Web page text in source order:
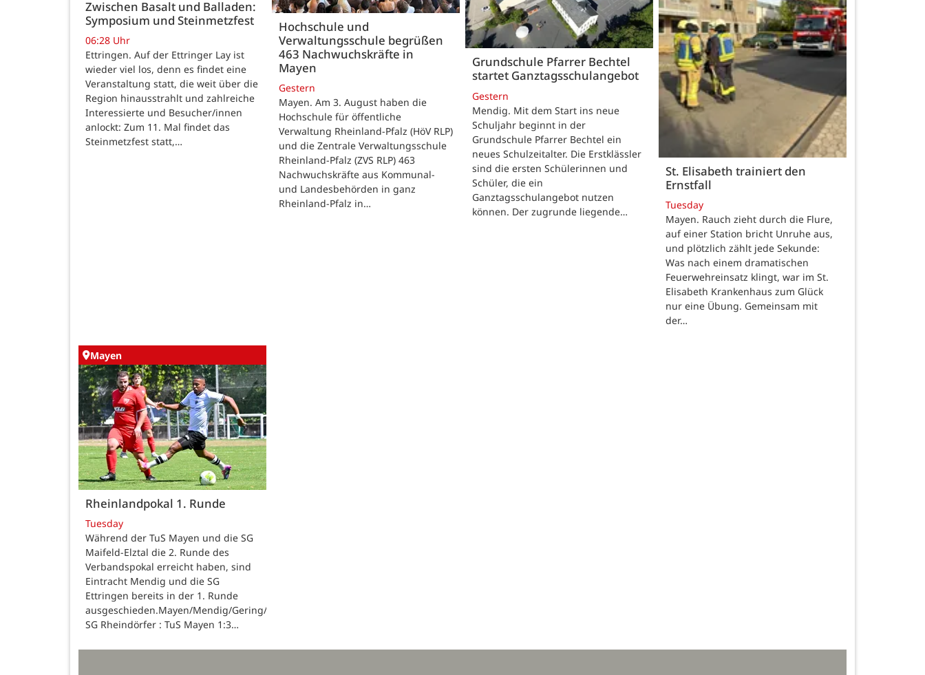
Zwischen Basalt und Balladen:
Symposium und Steinmetzfest
06:28 Uhr
Ettringen. Auf der Ettringer Lay ist
wieder viel los, denn es findet eine
Veranstaltung statt, die weit über die
Region hinausstrahlt und zahlreiche
Interessierte und Besucher/innen
anlockt: Zum 11. Mal findet das
Steinmetzfest statt,…
Hochschule und
Verwaltungsschule begrüßen
463 Nachwuchskräfte in
Mayen
Gestern
Mayen. Am 3. August haben die
Hochschule für öffentliche
Verwaltung Rheinland-Pfalz (HöV RLP)
und die Zentrale Verwaltungsschule
Rheinland-Pfalz (ZVS RLP) 463
Nachwuchskräfte aus Kommunal-
und Landesbehörden in ganz
Rheinland-Pfalz in…
Grundschule Pfarrer Bechtel
startet Ganztagsschulangebot
Gestern
Mendig. Mit dem Start ins neue
Schuljahr beginnt in der
Grundschule Pfarrer Bechtel ein
neues Schulzeitalter. Die Erstklässler
sind die ersten Schülerinnen und
Schüler, die ein
Ganztagsschulangebot nutzen
können. Der zugrunde liegende…
St. Elisabeth trainiert den
Ernstfall
Tuesday
Mayen. Rauch zieht durch die Flure,
auf einer Station bricht Unruhe aus,
und plötzlich zählt jede Sekunde:
Was nach einem dramatischen
Feuerwehreinsatz klingt, war im St.
Elisabeth Krankenhaus zum Glück
nur eine Übung. Gemeinsam mit
der…
Mayen
Rheinlandpokal 1. Runde
Tuesday
Während der TuS Mayen und die SG
Maifeld-Elztal die 2. Runde des
Verbandspokal erreicht haben, sind
Eintracht Mendig und die SG
Ettringen bereits in der 1. Runde
ausgeschieden.Mayen/Mendig/Gering/Ettringen.
SG Rheindörfer : TuS Mayen 1:3…